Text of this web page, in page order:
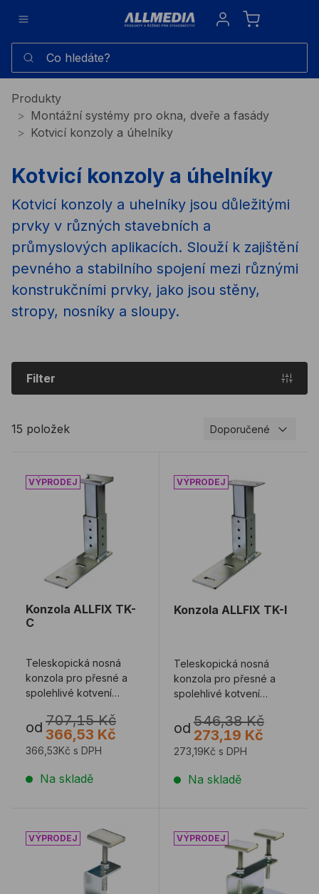
Sign in
Co hledáte?
Produkty
Montážní systémy pro okna, dveře a fasády
Kotvicí konzoly a úhelníky
Kotvicí konzoly a úhelníky
Kotvicí konzoly a uhelníky jsou důležitými
prvky v různých stavebních a
průmyslových aplikacích. Slouží k zajištění
pevného a stabilního spojení mezi různými
konstrukčními prvky, jako jsou stěny,
stropy, nosníky a sloupy.
Filter
15 položek Doporučené
Konzola ALLFIX TK-C
Konzola ALLFIX TK-
C
Teleskopická nosná
konzola pro přesné a
spolehlivé kotvení
od 707,15 Kč
366,53 Kč
366,53Kč s DPH
Na skladě
Konzola ALLFIX TK-I
Konzola ALLFIX TK-I
Teleskopická nosná
konzola pro přesné a
spolehlivé kotvení
od 546,38 Kč
273,19 Kč
273,19Kč s DPH
Na skladě
Konzola ALLFIX ZK-C ALLFIX HSP-C